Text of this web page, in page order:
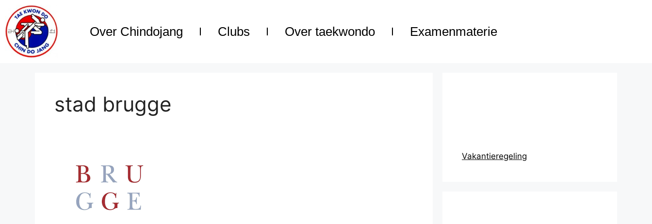
Over Chindojang Clubs Over taekwondo Examenmaterie
stad brugge
Vakantieregeling